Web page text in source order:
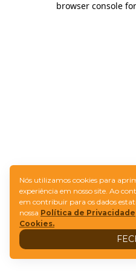
browser console
Nós utilizamos cookies para
experiência em nosso site. Ao
em contribuir para os dados
nossa Política de Privacidade
Cookies.